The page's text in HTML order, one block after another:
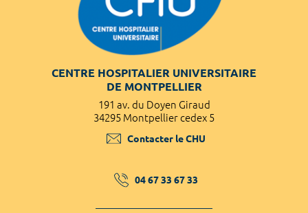
CENTRE HOSPITALIER UNIVERSITAIRE
DE MONTPELLIER
191 av. du Doyen Giraud
34295 Montpellier cedex 5
Contacter le CHU
04 67 33 67 33